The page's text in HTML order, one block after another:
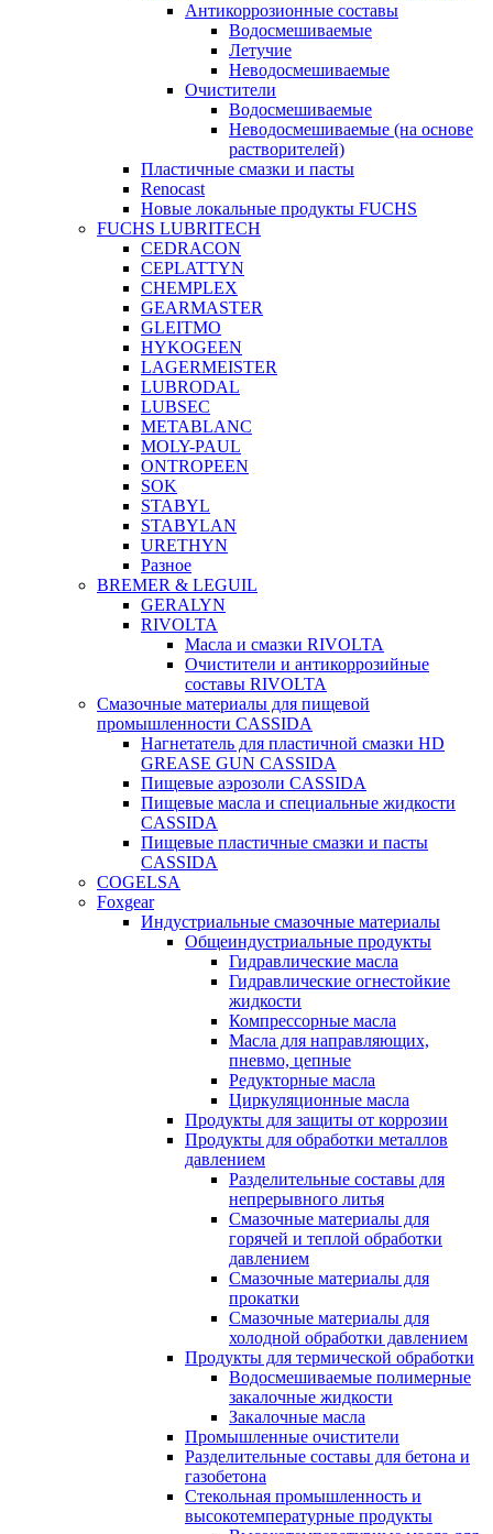
Антикоррозионные составы
Водосмешиваемые
Летучие
Неводосмешиваемые
Очистители
Водосмешиваемые
Неводосмешиваемые (на основе
растворителей)
Пластичные смазки и пасты
Renocast
Новые локальные продукты FUCHS
FUCHS LUBRITECH
CEDRACON
CEPLATTYN
CHEMPLEX
GEARMASTER
GLEITMO
HYKOGEEN
LAGERMEISTER
LUBRODAL
LUBSEC
METABLANC
MOLY-PAUL
ONTROPEEN
SOK
STABYL
STABYLAN
URETHYN
Разное
BREMER & LEGUIL
GERALYN
RIVOLTA
Масла и смазки RIVOLTA
Очистители и антикоррозийные
составы RIVOLTA
Смазочные материалы для пищевой
промышленности CASSIDA
Нагнетатель для пластичной смазки HD
GREASE GUN CASSIDA
Пищевые аэрозоли CASSIDA
Пищевые масла и специальные жидкости
CASSIDA
Пищевые пластичные смазки и пасты
CASSIDA
COGELSA
Foxgear
Индустриальные смазочные материалы
Общеиндустриальные продукты
Гидравлические масла
Гидравлические огнестойкие
жидкости
Компрессорные масла
Масла для направляющих,
пневмо, цепные
Редукторные масла
Циркуляционные масла
Продукты для защиты от коррозии
Продукты для обработки металлов
давлением
Разделительные составы для
непрерывного литья
Смазочные материалы для
горячей и теплой обработки
давлением
Смазочные материалы для
прокатки
Смазочные материалы для
холодной обработки давлением
Продукты для термической обработки
Водосмешиваемые полимерные
закалочные жидкости
Закалочные масла
Промышленные очистители
Разделительные составы для бетона и
газобетона
Стекольная промышленность и
высокотемпературные продукты